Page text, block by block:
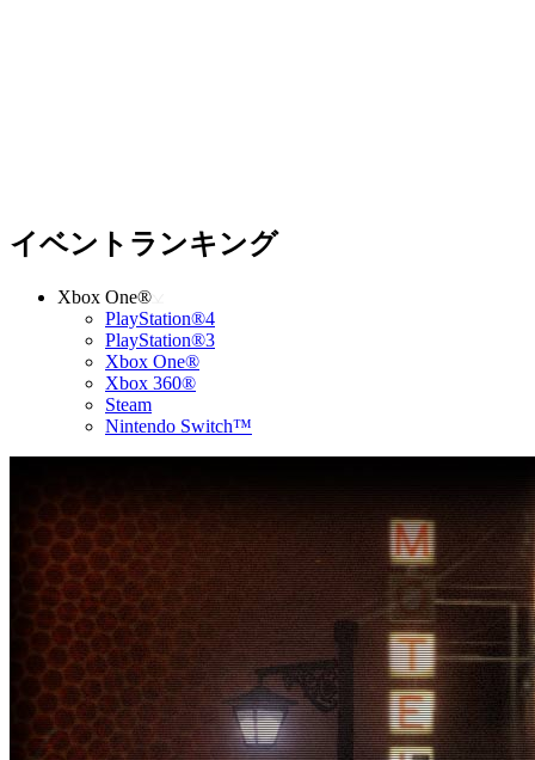
イベントランキング
Xbox One®
PlayStation®4
PlayStation®3
Xbox One®
Xbox 360®
Steam
Nintendo Switch™